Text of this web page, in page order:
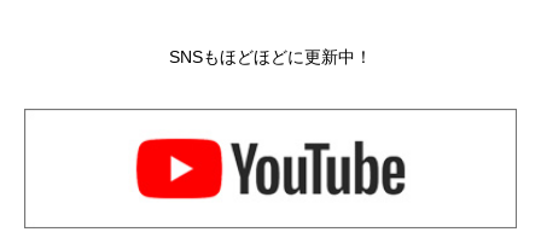
SNSもほどほどに更新中！